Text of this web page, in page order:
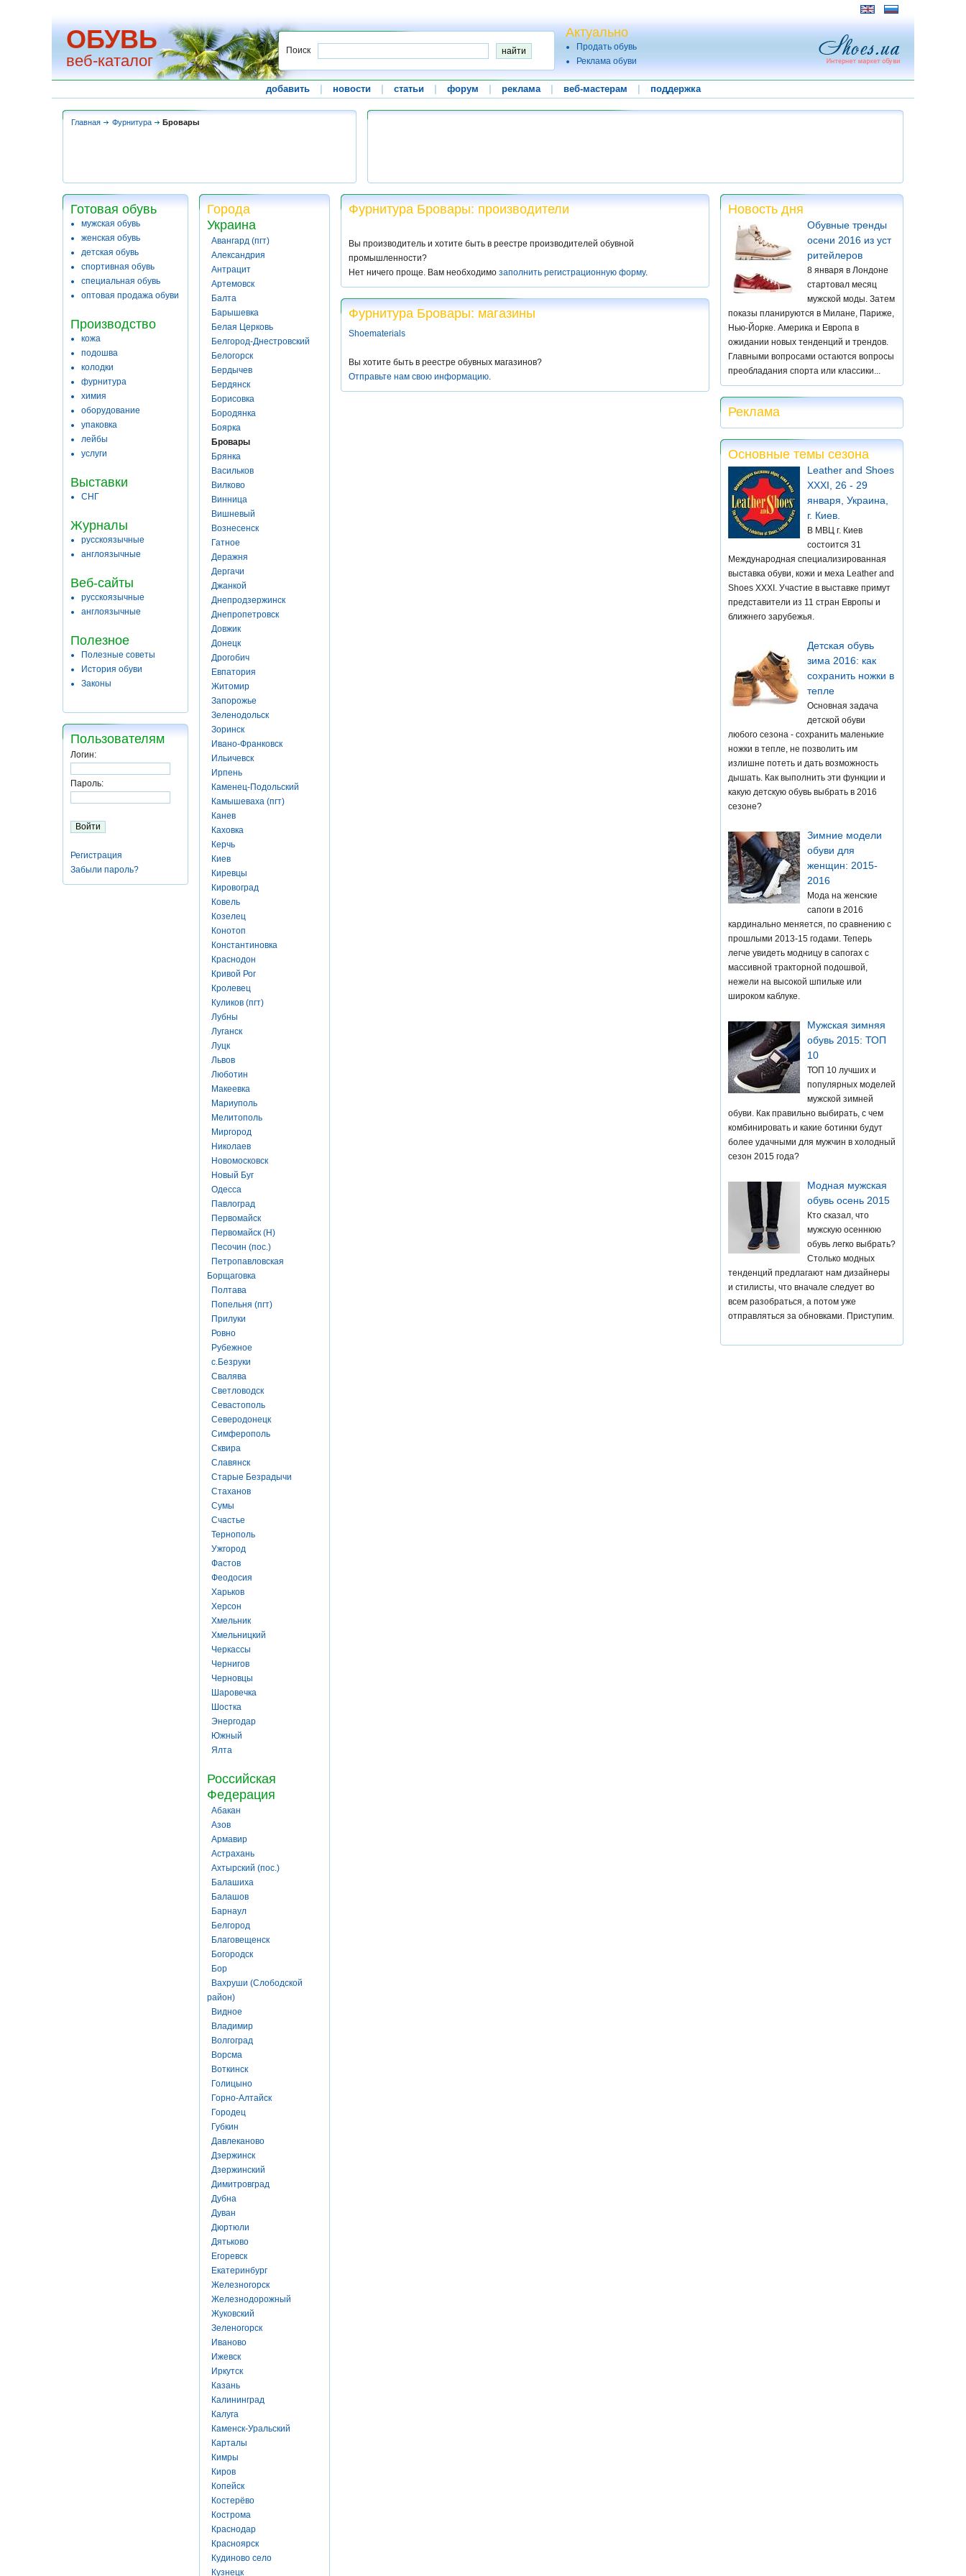
ОБУВЬ
веб-каталог
Поиск
Актуально
Продать обувь
Реклама обуви
добавить новости статьи форум реклама веб-мастерам поддержка
Главная Фурнитура Бровары
Готовая обувь
мужская обувь
женская обувь
детская обувь
спортивная обувь
специальная обувь
оптовая продажа обуви
Производство
кожа
подошва
колодки
фурнитура
химия
оборудование
упаковка
лейбы
услуги
Выставки
СНГ
Журналы
русскоязычные
англоязычные
Веб-сайты
русскоязычные
англоязычные
Полезное
Полезные советы
История обуви
Законы
Пользователям
Логин:
Пароль:
Регистрация
Забыли пароль?
Города
Украина
Авангард (пгт)
Александрия
Антрацит
Артемовск
Балта
Барышевка
Белая Церковь
Белгород-Днестровский
Белогорск
Бердычев
Бердянск
Борисовка
Бородянка
Боярка
Бровары
Брянка
Васильков
Вилково
Винница
Вишневый
Вознесенск
Гатное
Деражня
Дергачи
Джанкой
Днепродзержинск
Днепропетровск
Довжик
Донецк
Дрогобич
Евпатория
Житомир
Запорожье
Зеленодольск
Зоринск
Ивано-Франковск
Ильичевск
Ирпень
Каменец-Подольский
Камышеваха (пгт)
Канев
Каховка
Керчь
Киев
Киревцы
Кировоград
Ковель
Козелец
Конотоп
Константиновка
Краснодон
Кривой Рог
Кролевец
Куликов (пгт)
Лубны
Луганск
Луцк
Львов
Люботин
Макеевка
Мариуполь
Мелитополь
Миргород
Николаев
Новомосковск
Новый Буг
Одесса
Павлоград
Первомайск
Первомайск (Н)
Песочин (пос.)
Петропавловская
Борщаговка
Полтава
Попельня (пгт)
Прилуки
Ровно
Рубежное
с.Безруки
Свалява
Светловодск
Севастополь
Северодонецк
Симферополь
Сквира
Славянск
Старые Безрадычи
Стаханов
Сумы
Счастье
Тернополь
Ужгород
Фастов
Феодосия
Харьков
Херсон
Хмельник
Хмельницкий
Черкассы
Чернигов
Черновцы
Шаровечка
Шостка
Энергодар
Южный
Ялта
Российская
Федерация
Абакан
Азов
Армавир
Астрахань
Ахтырский (пос.)
Балашиха
Балашов
Барнаул
Белгород
Благовещенск
Богородск
Бор
Вахруши (Слободской
район)
Видное
Владимир
Волгоград
Ворсма
Воткинск
Голицыно
Горно-Алтайск
Городец
Губкин
Давлеканово
Дзержинск
Дзержинский
Димитровград
Дубна
Дуван
Дюртюли
Дятьково
Егоревск
Екатеринбург
Железногорск
Железнодорожный
Жуковский
Зеленогорск
Иваново
Ижевск
Иркутск
Казань
Калининград
Калуга
Каменск-Уральский
Карталы
Кимры
Киров
Копейск
Костерёво
Кострома
Краснодар
Красноярск
Кудиново село
Кузнецк
Фурнитура Бровары: производители
Вы производитель и хотите быть в реестре производителей обувной
промышленности?
Нет ничего проще. Вам необходимо заполнить регистрационную форму.
Фурнитура Бровары: магазины
Shoematerials
Вы хотите быть в реестре обувных магазинов?
Отправьте нам свою информацию.
Новость дня
Обувные тренды
осени 2016 из уст
ритейлеров
8 января в Лондоне
стартовал месяц
мужской моды. Затем
показы планируются в Милане, Париже,
Нью-Йорке. Америка и Европа в
ожидании новых тенденций и трендов.
Главными вопросами остаются вопросы
преобладания спорта или классики...
Реклама
Основные темы сезона
Leather and Shoes
XXXI, 26 - 29
января, Украина,
г. Киев.
В МВЦ г. Киев
состоится 31
Международная специализированная
выставка обуви, кожи и меха Leather and
Shoes XXXI. Участие в выставке примут
представители из 11 стран Европы и
ближнего зарубежья.
Детская обувь
зима 2016: как
сохранить ножки в
тепле
Основная задача
детской обуви
любого сезона - сохранить маленькие
ножки в тепле, не позволить им
излишне потеть и дать возможность
дышать. Как выполнить эти функции и
какую детскую обувь выбрать в 2016
сезоне?
Зимние модели
обуви для
женщин: 2015-
2016
Мода на женские
сапоги в 2016
кардинально меняется, по сравнению с
прошлыми 2013-15 годами. Теперь
легче увидеть модницу в сапогах с
массивной тракторной подошвой,
нежели на высокой шпильке или
широком каблуке.
Мужская зимняя
обувь 2015: ТОП
10
ТОП 10 лучших и
популярных моделей
мужской зимней
обуви. Как правильно выбирать, с чем
комбинировать и какие ботинки будут
более удачными для мужчин в холодный
сезон 2015 года?
Модная мужская
обувь осень 2015
Кто сказал, что
мужскую осеннюю
обувь легко выбрать?
Столько модных
тенденций предлагают нам дизайнеры
и стилисты, что вначале следует во
всем разобраться, а потом уже
отправляться за обновками. Приступим.